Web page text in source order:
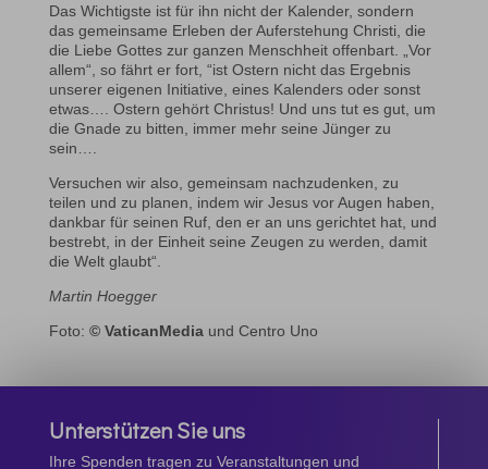
Das Wichtigste ist für ihn nicht der Kalender, sondern
das gemeinsame Erleben der Auferstehung Christi, die
die Liebe Gottes zur ganzen Menschheit offenbart. „Vor
allem“, so fährt er fort, “ist Ostern nicht das Ergebnis
unserer eigenen Initiative, eines Kalenders oder sonst
etwas…. Ostern gehört Christus! Und uns tut es gut, um
die Gnade zu bitten, immer mehr seine Jünger zu
sein….
Versuchen wir also, gemeinsam nachzudenken, zu
teilen und zu planen, indem wir Jesus vor Augen haben,
dankbar für seinen Ruf, den er an uns gerichtet hat, und
bestrebt, in der Einheit seine Zeugen zu werden, damit
die Welt glaubt“.
Martin Hoegger
Foto: © VaticanMediaund Centro Uno
Unterstützen Sie uns
Ihre Spenden tragen zu Veranstaltungen und